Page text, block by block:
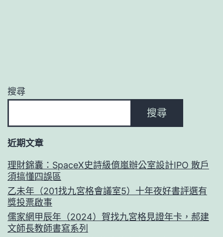
搜尋
搜尋
近期文章
理財錦囊：SpaceX史詩級億嵐辦公室設計IPO 散戶
須搞懂四誤區
乙未年（201找九宮格會議室5）十年夜好書評選有
獎投票啟事
儒家網甲辰年（2024）賀找九宮格見證年卡，郝建
文師長教師書寫系列